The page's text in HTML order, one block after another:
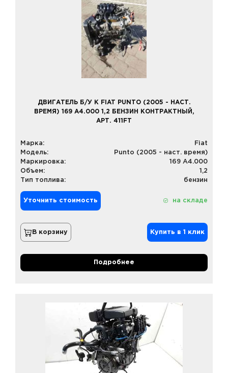
ДВИГАТЕЛЬ Б/У К FIAT PUNTO (2005 - НАСТ.
ВРЕМЯ) 169 A4.000 1,2 БЕНЗИН КОНТРАКТНЫЙ,
АРТ. 411FT
Марка:
Fiat
Модель:
Punto (2005 - наст. время)
Маркировка:
169 A4.000
Объем:
1,2
Тип топлива:
бензин
Уточнить стоимость на складе
В корзину Купить в 1 клик
Подробнее